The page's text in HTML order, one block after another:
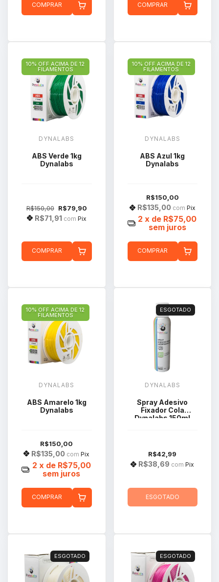
COMPRAR COMPRAR
10% OFF ACIMA DE 12
FILAMENTOS
DYNALABS
ABS Verde 1kg
Dynalabs
R$150,00 R$79,90
R$71,91 com Pix
COMPRAR
10% OFF ACIMA DE 12
FILAMENTOS
DYNALABS
ABS Azul 1kg
Dynalabs
R$150,00
R$135,00 com Pix
2 x de R$75,00
sem juros
COMPRAR
10% OFF ACIMA DE 12
FILAMENTOS
DYNALABS
ABS Amarelo 1kg
Dynalabs
R$150,00
R$135,00 com Pix
2 x de R$75,00
sem juros
COMPRAR
ESGOTADO
DYNALABS
Spray Adesivo
Fixador Cola
Dynalabs 150ml
R$42,99
R$38,69 com Pix
ESGOTADO
ESGOTADO ESGOTADO